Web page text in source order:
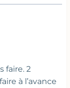
faire. 2
à l’avance